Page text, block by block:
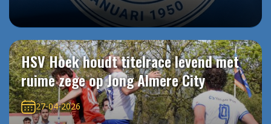
HSV Hoek houdt titelrace levend met
ruime zege op Jong Almere City
27-04-2026